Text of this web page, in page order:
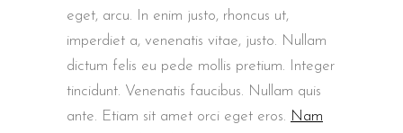
eget, arcu. In enim justo, rhoncus ut,
imperdiet a, venenatis vitae, justo. Nullam
dictum felis eu pede mollis pretium. Integer
tincidunt. Venenatis faucibus. Nullam quis
ante. Etiam sit amet orci eget eros. Nam